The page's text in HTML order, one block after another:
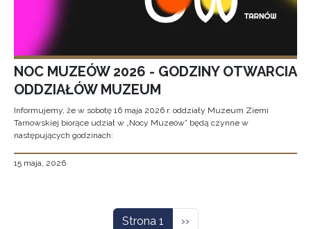
NOC MUZEÓW 2026 - GODZINY OTWARCIA
ODDZIAŁÓW MUZEUM
Informujemy, że w sobotę 16 maja 2026 r. oddziały Muzeum Ziemi
Tarnowskiej biorące udział w „Nocy Muzeów” będą czynne w
następujących godzinach:
15 maja, 2026
Strona 1 Następna strona
››